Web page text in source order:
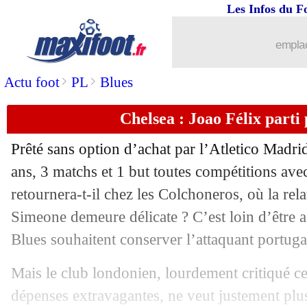
Actu foot> PL > Blues
Les Infos du
Chelsea : Joao Félix parti
Prêté sans option d’achat par l’Atletico
ans, 3 matchs et 1 but toutes compétitions
retournera-t-il chez les Colchoneros, où la
Simeone demeure délicate ? C’est loin d’être
Blues souhaitent conserver l’attaquant
Mais le club londonien, lourdement critiqué
dépenses extravagantes, ne veut justement
: Milik doit encore prouver
16/02 PSG: un retour de Tuchel envisagé !
16/02 PSG: Galtier sur le banc jusqu'au 8
16/02 Nice: Beka Beka ne lâche rien
16/02 PSG : Mbappé, une gestion (très)
16/02 PSG: Doha rêve toujours de Zidane
: le sort de Le Graët étudié le 28